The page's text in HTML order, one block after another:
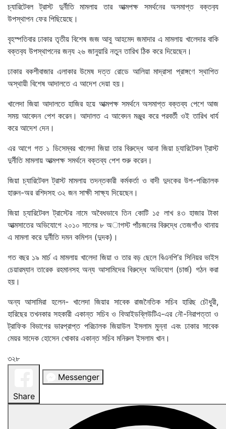
চ্যারিটেবল ট্রাস্ট দুর্নীতি মামলায় তার আত্মপক্ষ সমর্থনের অসমাপ্ত বক্তব‌্য
উপস্থাপন ফের পিছিয়েছে।
বৃহস্পতিবার ঢাকার তৃতীয় বিশেষ জজ আবু আহমেদ জমাদার এ মামলায় খালেদার বাকি
বক্তব‌্য উপস্থাপনের জন‌্য ২৬ জানুয়ারি নতুন তারিখ ঠিক করে দিয়েছেন।
ঢাকার বকশীবাজার এলাকার উমেষ দত্ত রোডে আলিয়া মাদ্রাসা প্রাঙ্গণে স্থাপিত
অস্থায়ী বিশেষ আদালতে এ আদেশ দেয়া হয়।
খালেদা জিয়া আদালতে হাজির হয়ে আত্মপক্ষ সমর্থনে অসমাপ্ত বক্তব্য পেশে আজ
সময় আবেদন পেশ করেন। আদালত এ আবেদন মঞ্জুর করে পরবর্তী ওই তারিখ ধার্য
করে আদেশ দেন।
এর আগে গত ১ ডিসেম্বর খালেদা জিয়া তার বিরুদ্ধে আনা জিয়া চ্যারিটেবল ট্রাস্ট
দুর্নীতি মামলায় আত্মপক্ষ সমর্থনে বক্তব্য পেশ শুরু করেন।
জিয়া চ্যারিটেবল ট্রাস্ট মামলায় তদন্তকারী কর্মকর্তা ও বাদী দুদকের উপ-পরিচালক
হারুন-অর রশিদসহ ৩২ জন সাক্ষী সাক্ষ্য দিয়েছেন।
জিয়া চ্যারিটেবল ট্রাস্টের নামে অবৈধভাবে তিন কোটি ১৫ লাখ ৪৩ হাজার টাকা
আত্মসাতের অভিযোগে ২০১০ সালের ৮ অাগস্ট পাঁচজনের বিরুদ্ধে তেজগাঁও থানায়
এ মামলা করে দুর্নীতি দমন কমিশন (দুদক)।
গত বছর ১৯ মার্চ এ মামলায় খালেদা জিয়া ও তার বড় ছেলে বিএনপি’র সিনিয়র ভাইস
চেয়ারম্যান তারেক রহমানসহ অন্য আসামিদের বিরুদ্ধে অভিযোগ (চার্জ) গঠন করা
হয়।
অন্য আসামিরা হলেন- খালেদা জিয়ার সাবেক রাজনৈতিক সচিব হারিছ চৌধুরী,
হারিছের তখনকার সহকারী একান্ত সচিব ও বিআইডব্লিউটিএ-এর নৌ-নিরাপত্তা ও
ট্রাফিক বিভাগের ভারপ্রাপ্ত পরিচালক জিয়াউল ইসলাম মুন্না এবং ঢাকার সাবেক
মেয়র সাদেক হোসেন খোকার একান্ত সচিব মনিরুল ইসলাম খান।
৩২৮
Share
Messenger